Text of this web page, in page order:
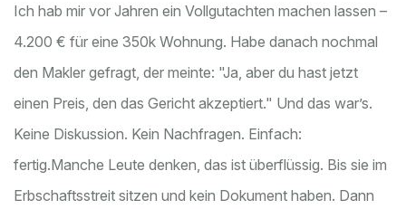
Ich hab mir vor Jahren ein Vollgutachten machen lassen –
4.200 € für eine 350k Wohnung. Habe danach nochmal
den Makler gefragt, der meinte: "Ja, aber du hast jetzt
einen Preis, den das Gericht akzeptiert." Und das war’s.
Keine Diskussion. Kein Nachfragen. Einfach:
fertig.Manche Leute denken, das ist überflüssig. Bis sie im
Erbschaftsstreit sitzen und kein Dokument haben. Dann